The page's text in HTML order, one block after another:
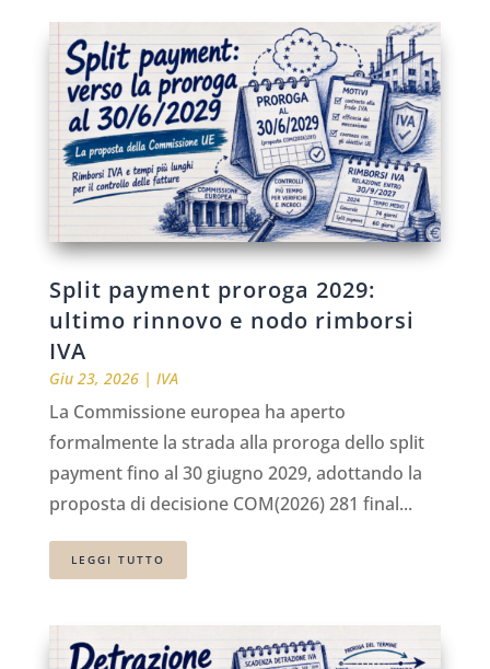
Split payment proroga 2029:
ultimo rinnovo e nodo rimborsi
IVA
Giu 23, 2026| IVA
La Commissione europea ha aperto
formalmente la strada alla proroga dello split
payment fino al 30 giugno 2029, adottando la
proposta di decisione COM(2026) 281 final...
LEGGI TUTTO